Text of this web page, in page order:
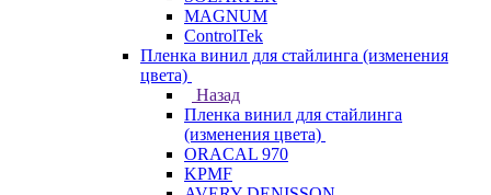
MAGNUM
ControlTek
Пленка винил для стайлинга (изменения
цвета)
Назад
Пленка винил для стайлинга
(изменения цвета)
ORACAL 970
KPMF